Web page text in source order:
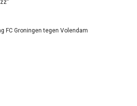
FC Groningen tegen Volendam